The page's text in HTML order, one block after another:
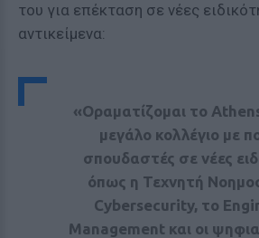
του για επέκταση σε νέες
αντικείμενα:
«Οραματίζομαι το
μεγάλο κολλέγιο με
σπουδαστές σε νέες
όπως η Τεχνητή
Cybersecurity, το
Management και οι